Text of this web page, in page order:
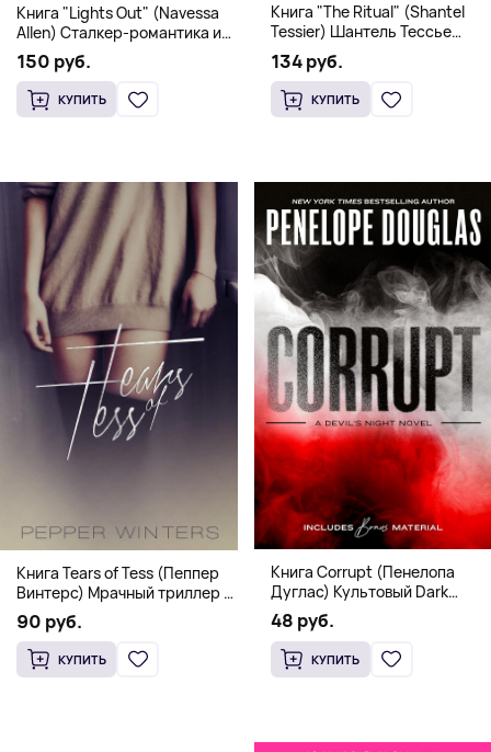
Книга "Lights Out" (Navessa
Allen) Сталкер-романтика и
человек в маске (18+)
150 руб.
КУПИТЬ
Книга "The Ritual" (Shantel
Tessier) Шантель Тессье
Экстремальный дарк-
романс бестселлер (18+)
134 руб.
КУПИТЬ
Книга Tears of Tess (Пеппер
Винтерс) Мрачный триллер о
выживании и страсти (18+)
90 руб.
КУПИТЬ
Книга Corrupt (Пенелопа
Дуглас) Культовый Dark
Romance бестселлер (18+)
48 руб.
КУПИТЬ